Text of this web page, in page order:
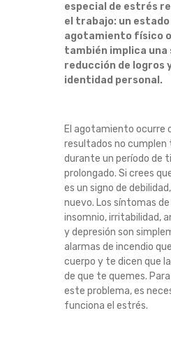
especial de estrés
el trabajo: un estado
agotamiento físico
también implica una
reducción de logros
identidad personal.
El agotamiento ocurre
resultados no
durante un período de
prolongado. Si crees
es un signo de
nuevo. Los síntomas
insomnio, irritabilidad,
y depresión son
alarmas de incendio
cuerpo y te dicen que
de que te quemes.
este problema, es
funciona el estrés.